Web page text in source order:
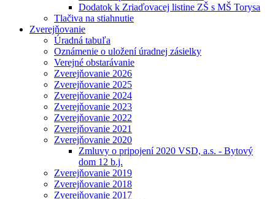
Dodatok k Zriaďovacej listine ZŠ s MŠ Torysa
Tlačiva na stiahnutie
Zverejňovanie
Úradná tabuľa
Oznámenie o uložení úradnej zásielky
Verejné obstarávanie
Zverejňovanie 2026
Zverejňovanie 2025
Zverejňovanie 2024
Zverejňovanie 2023
Zverejňovanie 2022
Zverejňovanie 2021
Zverejňovanie 2020
Zmluvy o pripojení 2020 VSD, a.s. - Bytový
dom 12 b.j.
Zverejňovanie 2019
Zverejňovanie 2018
Zverejňovanie 2017